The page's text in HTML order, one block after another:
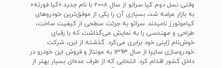
وقتی نسل دوم کیا سراتو از سال 2008 با نام جدید «کیا فورته»
به بازار عرضه شد، بسیاری آن را یکی از موفق‌ترین خودروهای
کیاموتورز نامیدند. سراتو به جرئت سطحی از کیفیت ساخت،
طراحی و مهندسی را به نمایش می‌گذاشت که با رقبای
خوش‌نام ژاپنی خود برابری می‌کرد. گذشته از این، شرکت
خودروسازی سایپا از سال 1393 به مونتاژ و فروش این خودرو در
داخل کشور اقدام کرد. انتخابی که از طرف عده‌ای بسیار بهتر از